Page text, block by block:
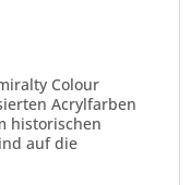
Colour
Acrylfarben
historischen
auf die